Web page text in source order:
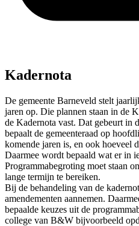
Kadernota
De gemeente Barneveld stelt
jaren op. Die plannen staan in de
de Kadernota vast. Dat gebeurt in
bepaalt de gemeenteraad op
komende jaren is, en ook hoeveel
Daarmee wordt bepaald wat er in
Programmabegroting moet staan
lange termijn te bereiken.
Bij de behandeling van de
amendementen aannemen.
bepaalde keuzes uit de
college van B&W bijvoorbeeld